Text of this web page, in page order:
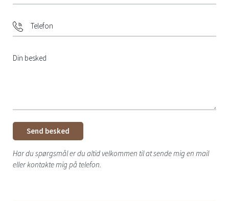
Send besked
Har du spørgsmål er du altid velkommen til at sende mig en mail
eller kontakte mig på telefon.